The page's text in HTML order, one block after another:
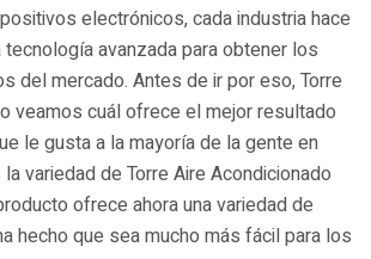
electrónicos, cada industria hace
avanzada para obtener los
del mercado. Antes de ir por eso, Torre
veamos cuál ofrece el mejor resultado
le gusta a la mayoría de la gente en
variedad de Torre Aire Acondicionado
ofrece ahora una variedad de
hecho que sea mucho más fácil para los